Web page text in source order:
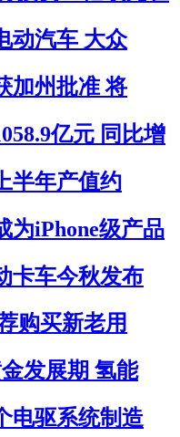
动汽车 大众
加州批准 将
亿元 同比增
半年产值约
为iPhone级产品
卡车今秋发布
购买新老用
发展期 氢能
电驱系统制造